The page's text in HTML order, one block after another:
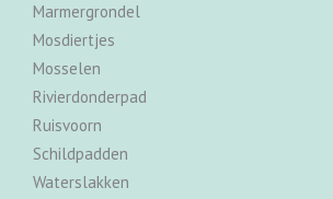
Marmergrondel
Mosdiertjes
Mosselen
Rivierdonderpad
Ruisvoorn
Schildpadden
Waterslakken